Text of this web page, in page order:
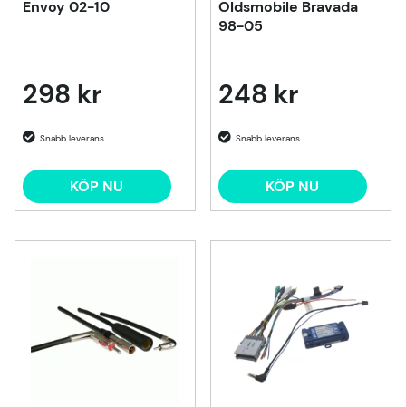
Envoy 02-10
298 kr
KÖP NU
Oldsmobile Bravada
98-05
248 kr
KÖP NU